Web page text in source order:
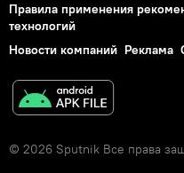
Правила применения
технологий
Новости компаний Реклама
© 2026 Sputnik Все права